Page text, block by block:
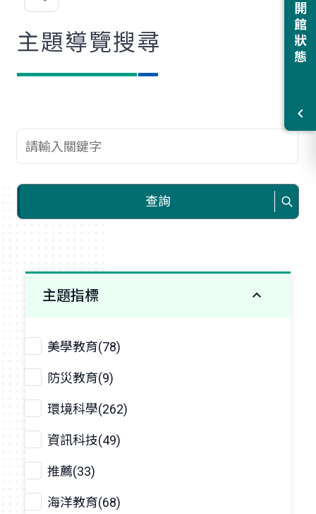
開館狀態
歡
主題導覽搜尋
查詢關鍵字
查詢
主題指標
美學教育(78)
防災教育(9)
環境科學(262)
資訊科技(49)
推薦(33)
海洋教育(68)